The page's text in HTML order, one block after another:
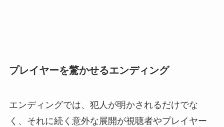
プレイヤーを驚かせるエンディング
エンディングでは、犯人が明かされるだけでな
く、それに続く意外な展開が視聴者やプレイヤー